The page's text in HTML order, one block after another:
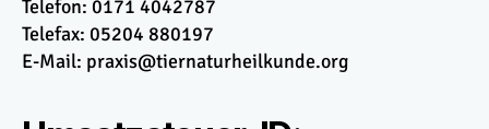
Telefon: 0171 4042787
Telefax: 05204 880197
E-Mail: praxis@tiernaturheilkunde.org